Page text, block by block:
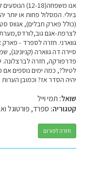
אנו משפחה(12-
ביולי. המסלול פחות או יותר
(כולל פארק חבלים), אגווס
לצרפת-אגם
גווארני. חזרה לספרד - פארק
סיירה דה גווארה
פדרפורקה, חזרה לברצלונה.
לטיול?, כמה ימים נוספים
יהיה הסדר אז? וכמובן
שואל: תמי וייל
קטגוריה: ספרד, פורטוגל
חזרה לפורום